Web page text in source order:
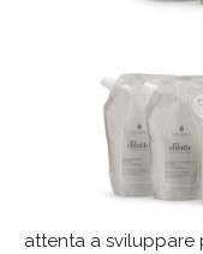
attenta a